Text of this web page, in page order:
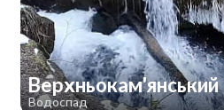
Верхньокам'янський
Водоспад